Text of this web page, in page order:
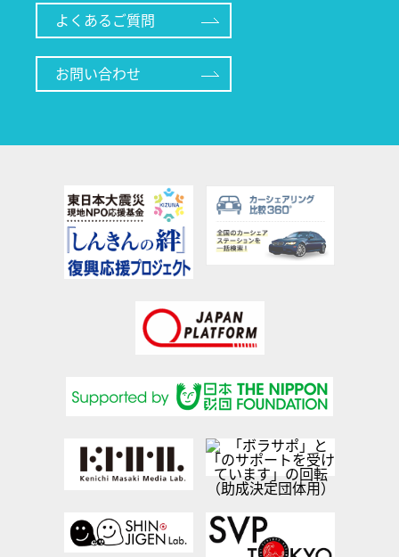
よくあるご質問
お問い合わせ